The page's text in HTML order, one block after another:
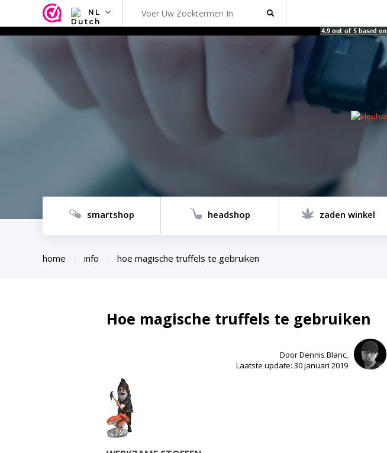
NL
4.9 out of 5 based on
smartshop headshop zaden winkel
home info hoe magische truffels te gebruiken
Hoe magische truffels te gebruiken
Door Dennis Blanc,
Laatste update: 30 januari 2019